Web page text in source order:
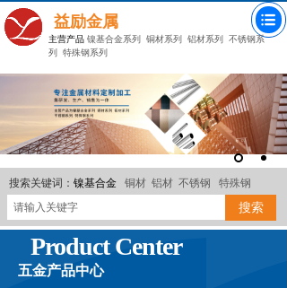
益励金属
主营产品 镍基合金系列 铜材系列 铝材系列
不锈钢系
列
特殊钢系列
搜索关键词： 镍基合金 铜材 铝材 不锈钢 特殊钢
搜索
Product Center
五金产品中心